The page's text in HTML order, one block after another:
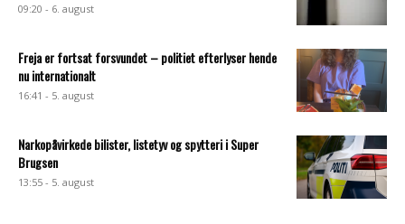
09:20 - 6. august
Freja er fortsat forsvundet – politiet efterlyser hende
nu internationalt
16:41 - 5. august
Narkopåvirkede bilister, listetyv og spytteri i Super
Brugsen
13:55 - 5. august